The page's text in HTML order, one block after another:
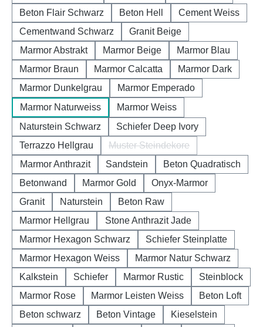
Beton Flair Schwarz
Beton Hell
Cement Weiss
Cementwand Schwarz
Granit Beige
Marmor Abstrakt
Marmor Beige
Marmor Blau
Marmor Braun
Marmor Calcatta
Marmor Dark
Marmor Dunkelgrau
Marmor Emperado
Marmor Naturweiss
Marmor Weiss
Naturstein Schwarz
Schiefer Deep Ivory
Terrazzo Hellgrau
Muster Steindekore
(Diese Option ist zurzeit nicht
Marmor Anthrazit Sandstein
Beton Quadratisch
Betonwand
Marmor Gold
Onyx-Marmor
Granit
Naturstein
Beton Raw
Marmor Hellgrau
Stone Anthrazit Jade
Marmor Hexagon Schwarz
Schiefer Steinplatte
Marmor Hexagon Weiss
Marmor Natur Schwarz
Kalkstein
Schiefer Marmor Rustic
Steinblock
Marmor Rose
Marmor Leisten Weiss
Beton Loft
Beton schwarz
Beton Vintage
Kieselstein